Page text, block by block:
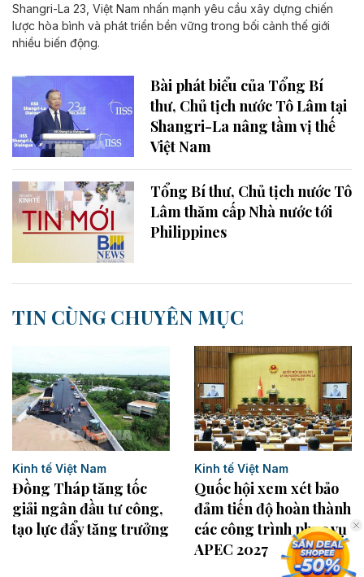
Shangri-La 23, Việt Nam nhấn mạnh yêu cầu xây dựng chiến
lược hòa bình và phát triển bền vững trong bối cảnh thế giới
nhiều biến động.
Bài phát biểu của Tổng Bí
thư, Chủ tịch nước Tô Lâm tại
Shangri-La nâng tầm vị thế
Việt Nam
Tổng Bí thư, Chủ tịch nước Tô
Lâm thăm cấp Nhà nước tới
Philippines
TIN CÙNG CHUYÊN MỤC
Kinh tế Việt Nam
Đồng Tháp tăng tốc
giải ngân đầu tư công,
tạo lực đẩy tăng trưởng
Kinh tế Việt Nam
Quốc hội xem xét bảo
đảm tiến độ hoàn thành
các công trình phục vụ
APEC 2027